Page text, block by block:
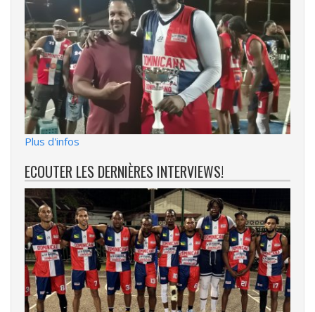
Plus d'infos
ECOUTER LES DERNIÈRES INTERVIEWS!